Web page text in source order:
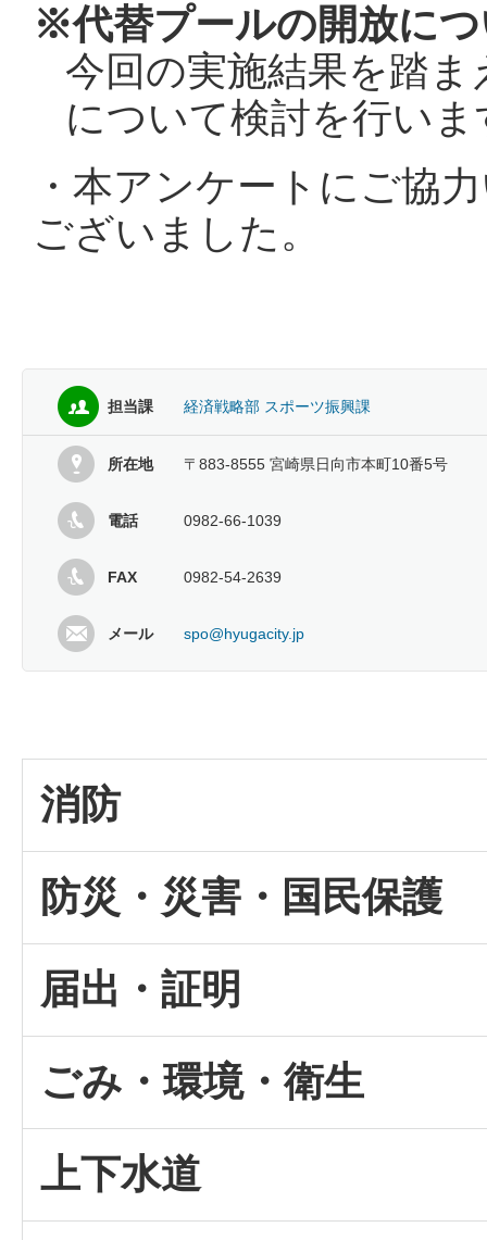
※代替プールの開放に
今回の実施結果を踏
について検討を行いま
・本アンケートにご協
ございました。
担当課 経済戦略部 スポーツ振興課
所在地 〒883-8555 宮崎県日向市本町10番5号
電話 0982-66-1039
FAX 0982-54-2639
メール spo@hyugacity.jp
消防
防災・災害・国民保護
届出・証明
ごみ・環境・衛生
上下水道